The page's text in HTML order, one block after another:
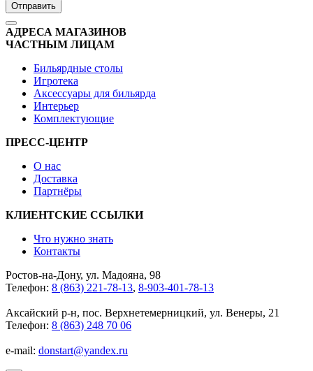
Отправить
АДРЕСА МАГАЗИНОВ
ЧАСТНЫМ ЛИЦАМ
Бильярдные столы
Игротека
Аксессуары для бильярда
Интерьер
Комплектующие
ПРЕСС-ЦЕНТР
О нас
Доставка
Партнёры
КЛИЕНТСКИЕ ССЫЛКИ
Что нужно знать
Контакты
Ростов-на-Дону, ул. Мадояна, 98
Телефон: 8 (863) 221-78-13, 8-903-401-78-13
Аксайский р-н, пос. Верхнетемерницкий, ул. Венеры, 21
Телефон: 8 (863) 248 70 06
e-mail: donstart@yandex.ru